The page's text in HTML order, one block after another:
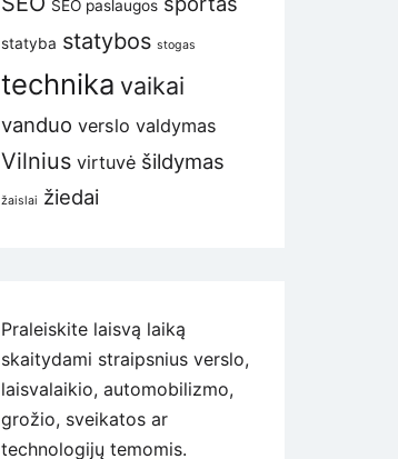
SEO paslaugos
statyba statybos stogas
technika vaikai
vanduo verslo valdymas
Vilnius virtuvė šildymas
žaislai žiedai
Praleiskite laisvą laiką
skaitydami straipsnius verslo,
laisvalaikio, automobilizmo,
grožio, sveikatos ar
technologijų temomis.